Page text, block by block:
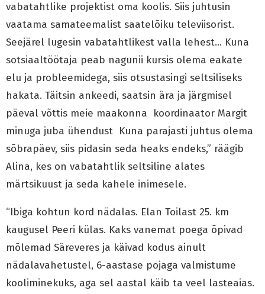
vabatahtlike projektist oma koolis. Siis juhtusin
vaatama samateemalist saatelõiku televiisorist.
Seejärel lugesin vabatahtlikest valla lehest… Kuna
sotsiaaltöötaja peab nagunii kursis olema eakate
elu ja probleemidega, siis otsustasingi seltsiliseks
hakata. Täitsin ankeedi, saatsin ära ja järgmisel
päeval võttis meie maakonna koordinaator Margit
minuga juba ühendust Kuna parajasti juhtus olema
sõbrapäev, siis pidasin seda heaks endeks,” räägib
Alina, kes on vabatahtlik seltsiline alates
märtsikuust ja seda kahele inimesele.
“Ibiga kohtun kord nädalas. Elan Toilast 25. km
kaugusel Peeri külas. Kaks vanemat poega õpivad
mõlemad Säreveres ja käivad kodus ainult
nädalavahetustel, 6-aastase pojaga valmistume
kooliminekuks, aga sel aastal käib ta veel lasteaias.